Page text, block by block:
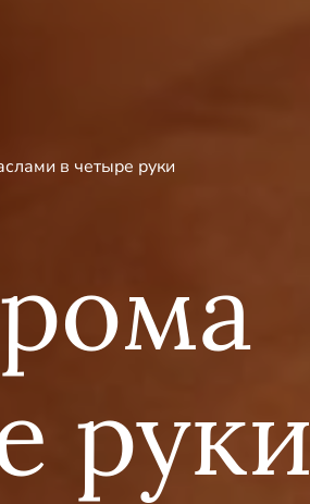
в четыре руки
руки